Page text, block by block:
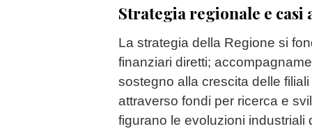
Strategia regionale e casi
La strategia della Regione si
finanziari diretti;
sostegno alla crescita delle
attraverso fondi per ricerca e
figurano le evoluzioni industriali